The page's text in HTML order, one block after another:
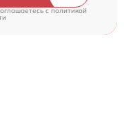
cполитикой